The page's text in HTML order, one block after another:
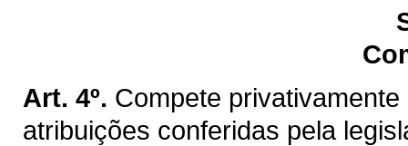
Art. 4º. Compete
atribuições conferidas pela